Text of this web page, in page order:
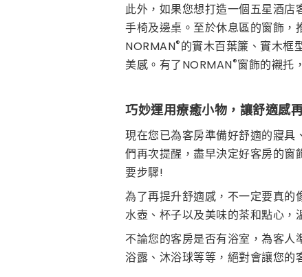
此外，如果您想打造一個五星酒店
手椅及邊桌。至於休息區的窗飾，
NORMAN®的實木百葉簾、實木框
美感。有了NORMAN®窗飾的襯托
巧妙運用療癒小物，讓舒適感
現在您已為客房準備好舒適的寢
們再次提醒，盡早決定好客房的
要步驟!
為了再提升舒適感，不一定要真
水壺、杯子以及美味的茶和點心，
不論您的客房是否有浴室，為客
浴露、沐浴球等等，絕對會讓您的